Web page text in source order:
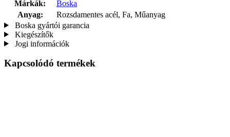
Márkák:
Boska
Anyag:
Rozsdamentes acél, Fa, Műanyag
Boska gyártói garancia
Kiegészítők
Jogi információk
Kapcsolódó termékek